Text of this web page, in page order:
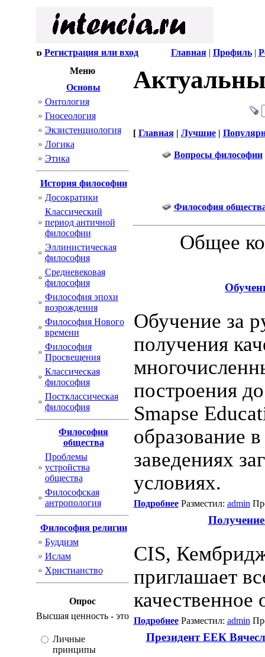
Регистрация или вход Главная| Профиль|
Меню
Основы
Онтология
Гносеология
Экзистенциология
Логика
Этика
История философии
Досократики
Классический
период античной
философии
Эллинистическая
философия
Cредневековая
философия
Философия эпохи
возрождения
Философия Нового
времени
Философия
Просвещения
Классическая
философия
Постклассическая
философия
Философия
общества
Проблемы
устройства
общества
Философская
антропология
Философия религии
Буддизм
Ислам
Христианство
Опрос
Высшая ценность - это
Личные
принципы
[ Главная| Лучшие|
Вопросы философии
Философия
Общее
Обучение за
получения
построения
Smapse
образование
заведениях
условиях.
ПодробнееРазместил: admin
CIS,
приглашает
качественное
ПодробнееРазместил: admin
Президент ЕЕК